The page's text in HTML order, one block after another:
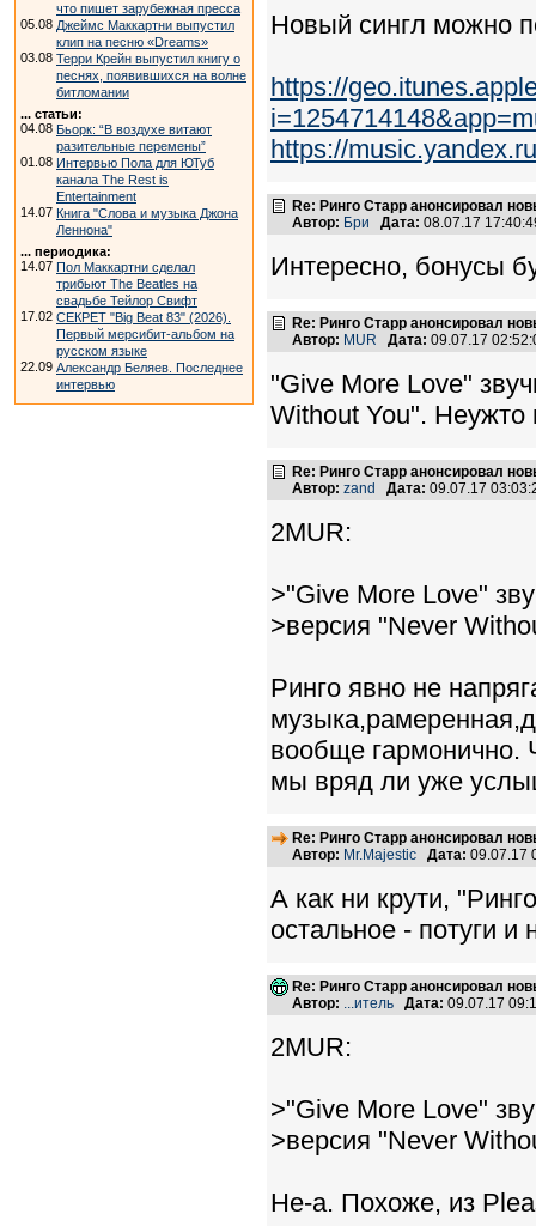
что пишет зарубежная пресса
05.08 Джеймс Маккартни выпустил
клип на песню «Dreams»
03.08 Терри Крейн выпустил книгу о
песнях, появившихся на волне
битломании
... статьи:
04.08 Бьорк: “В воздухе витают
разительные перемены”
01.08 Интервью Пола для ЮТуб
канала The Rest is
Entertainment
14.07 Книга "Слова и музыка Джона
Леннона"
... периодика:
14.07 Пол Маккартни сделал
трибьют The Beatles на
свадьбе Тейлор Свифт
17.02 СЕКРЕТ "Big Beat 83" (2026).
Первый мерсибит-альбом на
русском языке
22.09 Александр Беляев. Последнее
интервью
Новый сингл можно
https://
https://
Re: Ринго Старр анонсировал
Автор: Бри Дата: 08.07.17
Интересно, бонусы
Re: Ринго Старр анонсировал
Автор: MUR Дата: 09.07.17
"Give More Love"
Without You". Неужто
Re: Ринго Старр анонсировал
Автор: zand Дата: 09.07.17
2MUR:
>"Give More Love"
>версия "Never
Ринго явно не
вообще гармонично.
мы вряд ли уже
Re: Ринго Старр анонсировал
Автор: Mr.Majestic Дата:
А как ни крути,
остальное - потуги и
Re: Ринго Старр анонсировал
Автор: ...итель Дата: 09.07.17
2MUR:
>"Give More Love"
>версия "Never
Не-а. Похоже, из